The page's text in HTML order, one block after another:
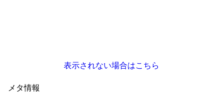
表示されない場合はこちら
メタ情報